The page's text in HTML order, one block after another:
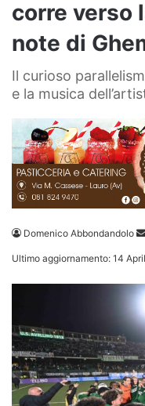
corre verso
note di
Il curioso
e la musica
Domenico Abbondandolo
Ultimo aggiornamento: 14